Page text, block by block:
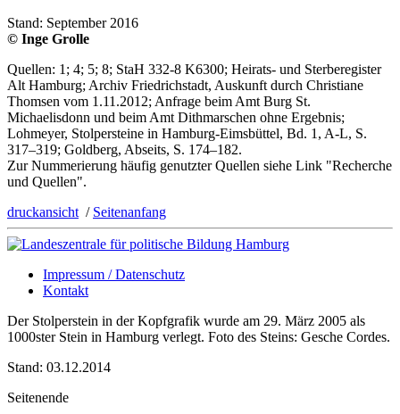
Stand: September 2016
© Inge Grolle
Quellen: 1; 4; 5; 8; StaH 332-8 K6300; Heirats- und Sterberegister
Alt Hamburg; Archiv Friedrichstadt, Auskunft durch Christiane
Thomsen vom 1.11.2012; Anfrage beim Amt Burg St.
Michaelisdonn und beim Amt Dithmarschen ohne Ergebnis;
Lohmeyer, Stolpersteine in Hamburg-Eimsbüttel, Bd. 1, A-L, S.
317–319; Goldberg, Abseits, S. 174–182.
Zur Nummerierung häufig genutzter Quellen siehe Link "Recherche
und Quellen".
druckansicht / Seitenanfang
Impressum / Datenschutz
Kontakt
Der Stolperstein in der Kopfgrafik wurde am 29. März 2005 als
1000ster Stein in Hamburg verlegt. Foto des Steins: Gesche Cordes.
Stand: 03.12.2014
Seitenende